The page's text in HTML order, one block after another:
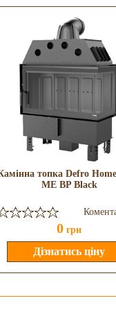
топка Defro
ME BP Black
0 грн